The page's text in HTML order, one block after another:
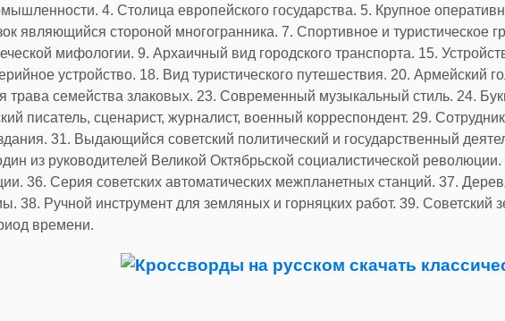
4. Столица европейского государства. 5. Крупное
являющийся стороной многогранника. 7. Спортивное и туристическое
мифологии. 9. Архаичный вид городского транспорта. 15.
устройство. 18. Вид туристического путешествия. 20. Армейский
трава семейства злаковых. 23. Современный музыкальный стиль. 24.
писатель, сценарист, журналист, военный корреспондент. 29.
31. Выдающийся советский политический и государственный
из руководителей Великой Октябрьской социалистической
36. Серия советских автоматических межпланетных станций. 37.
38. Ручной инструмент для земляных и горняцких работ. 39. Советский
времени.